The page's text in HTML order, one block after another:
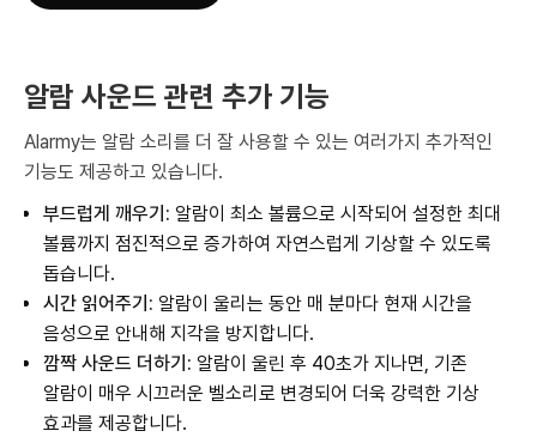
알람 사운드 관련 추가 기능
Alarmy는 알람 소리를 더 잘 사용할 수 있는 여러가지 추가적인
기능도 제공하고 있습니다.
부드럽게 깨우기: 알람이 최소 볼륨으로 시작되어 설정한 최대
볼륨까지 점진적으로 증가하여 자연스럽게 기상할 수 있도록
돕습니다.
시간 읽어주기: 알람이 울리는 동안 매 분마다 현재 시간을
음성으로 안내해 지각을 방지합니다.
깜짝 사운드 더하기: 알람이 울린 후 40초가 지나면, 기존
알람이 매우 시끄러운 벨소리로 변경되어 더욱 강력한 기상
효과를 제공합니다.